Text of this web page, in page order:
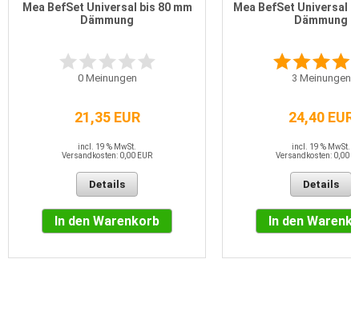
Mea BefSet Universal bis 80 mm
Dämmung
0Meinungen
21,35 EUR
incl. 19 % MwSt.
Versandkosten: 0,00 EUR
Details
In den Warenkorb
Mea BefSet Universal
Dämmung
3 Meinungen
24,40 EUR
incl. 19 % MwSt.
Versandkosten: 0,00
Details
In den